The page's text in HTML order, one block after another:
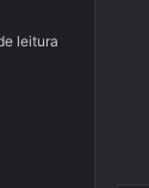
leitura